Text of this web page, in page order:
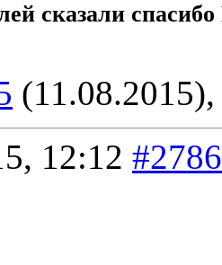
сказали
12:12 #2786